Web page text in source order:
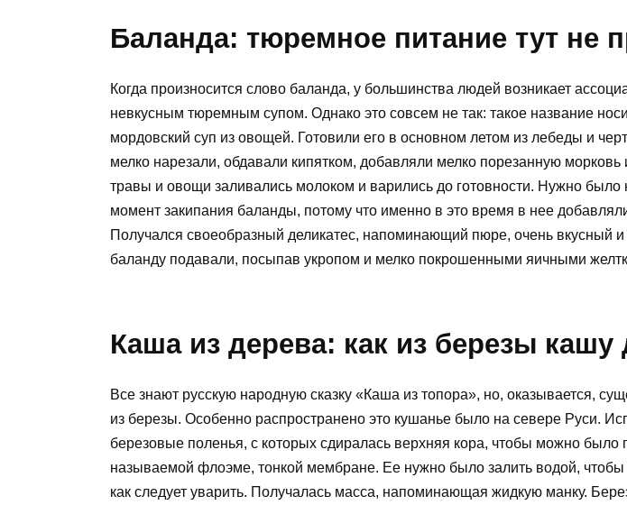
Баланда: тюремное питание тут не
Когда произносится слово баланда, у большинства людей возникает
невкусным тюремным супом. Однако это совсем не так: такое название
мордовский суп из овощей. Готовили его в основном летом из лебеды и
мелко нарезали, обдавали кипятком, добавляли мелко порезанную морковь
травы и овощи заливались молоком и варились до готовности. Нужно было
момент закипания баланды, потому что именно в это время в нее
Получался своеобразный деликатес, напоминающий пюре, очень вкусный и
баланду подавали, посыпав укропом и мелко покрошенными яичными
Каша из дерева: как из березы кашу
Все знают русскую народную сказку «Каша из топора», но, оказывается,
из березы. Особенно распространено это кушанье было на севере Руси.
березовые поленья, с которых сдиралась верхняя кора, чтобы можно было
называемой флоэме, тонкой мембране. Ее нужно было залить водой, чтобы
как следует уварить. Получалась масса, напоминающая жидкую манку.